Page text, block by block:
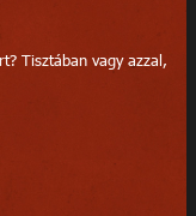
Tisztában vagy azzal,